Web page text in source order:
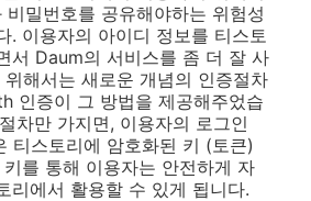
밀번호를 공유해야하는 위험성
. 이용자의 아이디 정보를 티스토
서 Daum의 서비스를 좀 더 잘 사
해서는 새로운 개념의 인증절차
인증이 그 방법을 제공해주었습
차만 가지면, 이용자의 로그인
티스토리에 암호화된 키 (토큰)
를 통해 이용자는 안전하게 자
리에서 활용할 수 있게 됩니다.